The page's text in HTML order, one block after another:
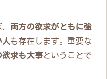
両方の欲求がともに強
も存在します。重要な
欲求も大事ということで